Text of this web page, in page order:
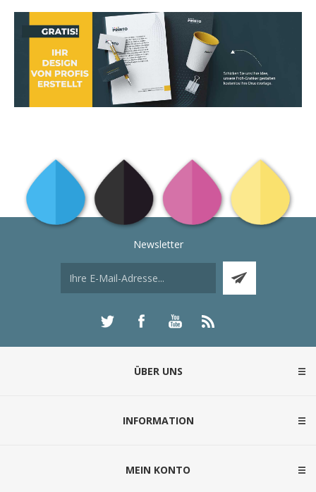
Newsletter
ÜBER UNS
INFORMATION
MEIN KONTO